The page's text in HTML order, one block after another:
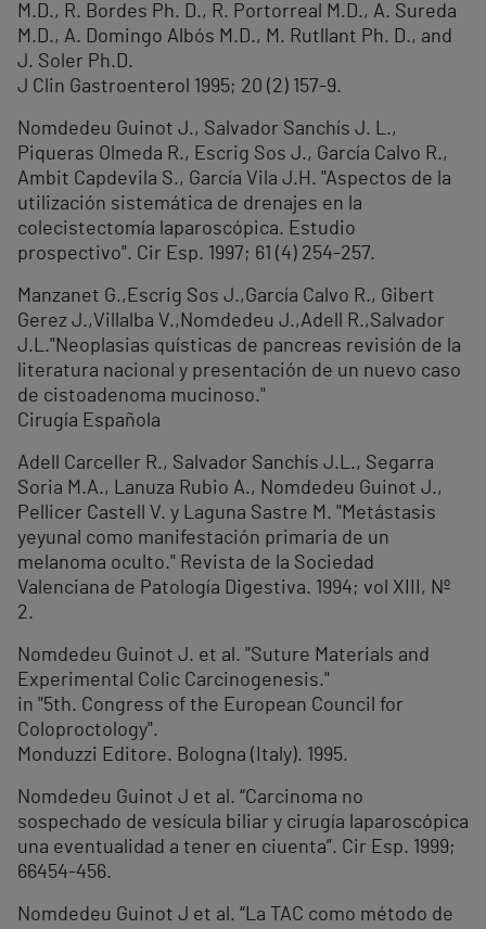
M.D., R. Bordes Ph. D., R. Portorreal M.D., A. Sureda
M.D., A. Domingo Albós M.D., M. Rutllant Ph. D., and
J. Soler Ph.D.
J Clin Gastroenterol 1995; 20 (2) 157-9.
Nomdedeu Guinot J., Salvador Sanchís J. L.,
Piqueras Olmeda R., Escrig Sos J., García Calvo R.,
Ambit Capdevila S., García Vila J.H. "Aspectos de la
utilización sistemática de drenajes en la
colecistectomía laparoscópica. Estudio
prospectivo". Cir Esp. 1997; 61 (4) 254-257.
Manzanet G.,Escrig Sos J.,García Calvo R., Gibert
Gerez J.,Villalba V.,Nomdedeu J.,Adell R.,Salvador
J.L."Neoplasias quísticas de pancreas revisión de la
literatura nacional y presentación de un nuevo caso
de cistoadenoma mucinoso."
Cirugía Española
Adell Carceller R., Salvador Sanchís J.L., Segarra
Soria M.A., Lanuza Rubio A., Nomdedeu Guinot J.,
Pellicer Castell V. y Laguna Sastre M. "Metástasis
yeyunal como manifestación primaria de un
melanoma oculto." Revista de la Sociedad
Valenciana de Patología Digestiva. 1994; vol XIII, Nº
2.
Nomdedeu Guinot J. et al. "Suture Materials and
Experimental Colic Carcinogenesis."
in "5th. Congress of the European Council for
Coloproctology".
Monduzzi Editore. Bologna (Italy). 1995.
Nomdedeu Guinot J et al. “Carcinoma no
sospechado de vesícula biliar y cirugía laparoscópica
una eventualidad a tener en ciuenta”. Cir Esp. 1999;
66454-456.
Nomdedeu Guinot J et al. “La TAC como método de